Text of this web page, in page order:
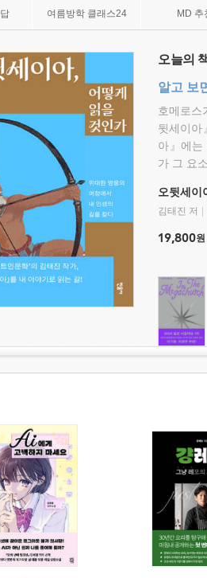
여름방학 클래스24 MD 추
오늘의
알고 보
호메로스
뒷세이아
아』에는
가 그 요
오뒷세이
김태진 저
19,800원